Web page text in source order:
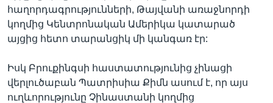
հաղորդագրությունների, Թայվանի առաջնորդի
կողմից Կենտրոնական Ամերիկա կատարած
այցից հետո տարանցիկ մի կանգառ էր:
Իսկ Բրուքինգսի հաստատությունից չինացի
վերլուծաբան Պատրիսիա Քիմն ասում է, որ այս
ուղևորությունը Չինաստանի կողմից